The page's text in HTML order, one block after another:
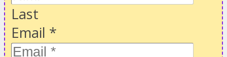
Last
Email *